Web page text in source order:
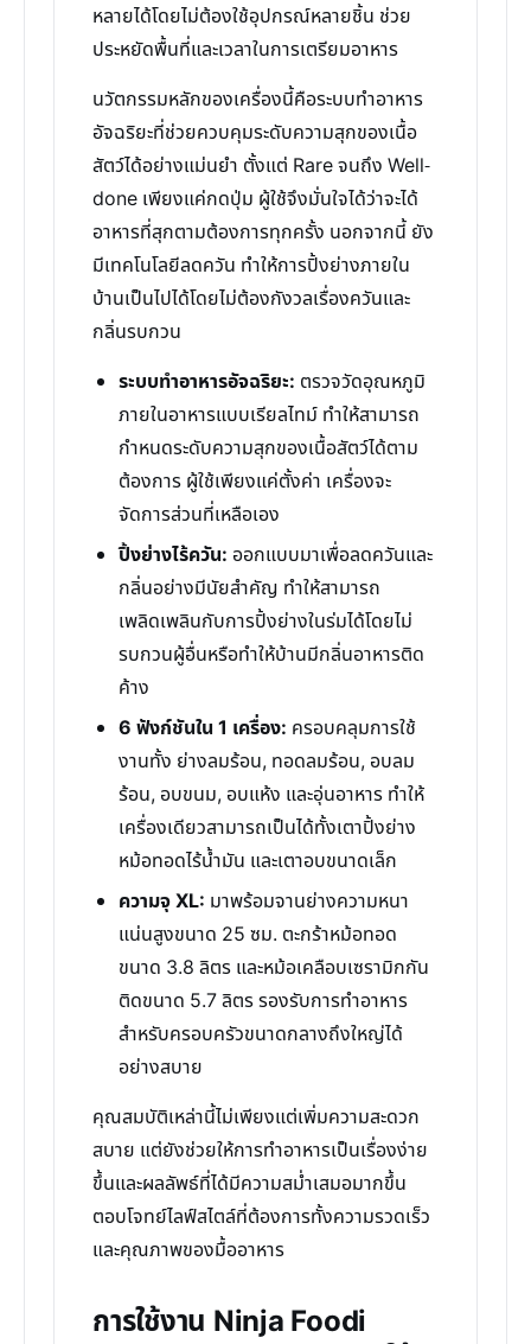
หลายได้โดยไม่ต้องใช้อุปกรณ์หลายชิ้น ช่วย
ประหยัดพื้นที่และเวลาในการเตรียมอาหาร
นวัตกรรมหลักของเครื่องนี้คือระบบทำอาหาร
อัจฉริยะที่ช่วยควบคุมระดับความสุกของเนื้อ
สัตว์ได้อย่างแม่นยำ ตั้งแต่ Rare จนถึง Well-
done เพียงแค่กดปุ่ม ผู้ใช้จึงมั่นใจได้ว่าจะได้
อาหารที่สุกตามต้องการทุกครั้ง นอกจากนี้ ยัง
มีเทคโนโลยีลดควัน ทำให้การปิ้งย่างภายใน
บ้านเป็นไปได้โดยไม่ต้องกังวลเรื่องควันและ
กลิ่นรบกวน
ระบบทำอาหารอัจฉริยะ: ตรวจวัดอุณหภูมิ
ภายในอาหารแบบเรียลไทม์ ทำให้สามารถ
กำหนดระดับความสุกของเนื้อสัตว์ได้ตาม
ต้องการ ผู้ใช้เพียงแค่ตั้งค่า เครื่องจะ
จัดการส่วนที่เหลือเอง
ปิ้งย่างไร้ควัน: ออกแบบมาเพื่อลดควันและ
กลิ่นอย่างมีนัยสำคัญ ทำให้สามารถ
เพลิดเพลินกับการปิ้งย่างในร่มได้โดยไม่
รบกวนผู้อื่นหรือทำให้บ้านมีกลิ่นอาหารติด
ค้าง
6 ฟังก์ชันใน 1 เครื่อง: ครอบคลุมการใช้
งานทั้ง ย่างลมร้อน, ทอดลมร้อน, อบลม
ร้อน, อบขนม, อบแห้ง และอุ่นอาหาร ทำให้
เครื่องเดียวสามารถเป็นได้ทั้งเตาปิ้งย่าง
หม้อทอดไร้น้ำมัน และเตาอบขนาดเล็ก
ความจุ XL: มาพร้อมจานย่างความหนา
แน่นสูงขนาด 25 ซม. ตะกร้าหม้อทอด
ขนาด 3.8 ลิตร และหม้อเคลือบเซรามิกกัน
ติดขนาด 5.7 ลิตร รองรับการทำอาหาร
สำหรับครอบครัวขนาดกลางถึงใหญ่ได้
อย่างสบาย
คุณสมบัติเหล่านี้ไม่เพียงแต่เพิ่มความสะดวก
สบาย แต่ยังช่วยให้การทำอาหารเป็นเรื่องง่าย
ขึ้นและผลลัพธ์ที่ได้มีความสม่ำเสมอมากขึ้น
ตอบโจทย์ไลฟ์สไตล์ที่ต้องการทั้งความรวดเร็ว
และคุณภาพของมื้ออาหาร
การใช้งาน Ninja Foodi